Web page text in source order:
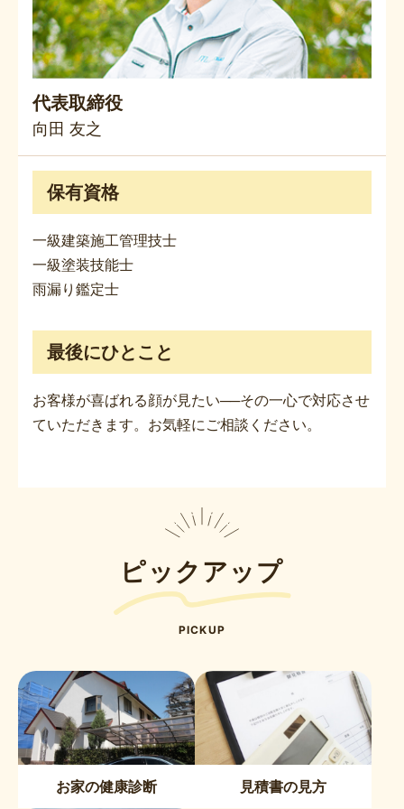
代表取締役
向田 友之
保有資格
一級建築施工管理技士
一級塗装技能士
雨漏り鑑定士
最後にひとこと
お客様が喜ばれる顔が見たい──その一心で対応させ
ていただきます。お気軽にご相談ください。
ピックアップ
PICKUP
お家の健康診断 見積書の見方